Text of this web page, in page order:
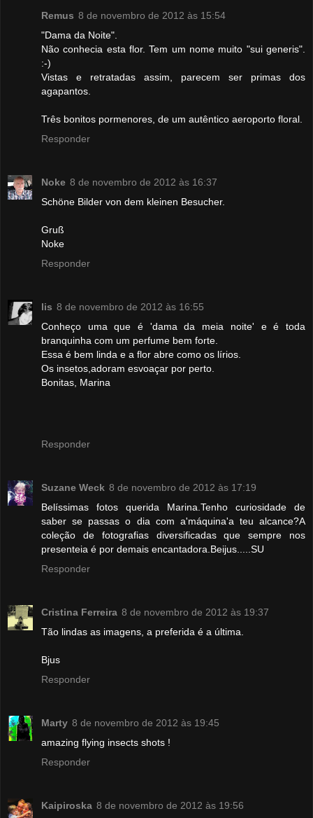
Remus 8 de novembro de 2012 às 15:54
"Dama da Noite".
Não conhecia esta flor. Tem um nome muito "sui generis".
:-)
Vistas e retratadas assim, parecem ser primas dos
agapantos.
Três bonitos pormenores, de um autêntico aeroporto floral.
Responder
Noke 8 de novembro de 2012 às 16:37
Schöne Bilder von dem kleinen Besucher.
Gruß
Noke
Responder
lis 8 de novembro de 2012 às 16:55
Conheço uma que é 'dama da meia noite' e é toda
branquinha com um perfume bem forte.
Essa é bem linda e a flor abre como os lírios.
Os insetos,adoram esvoaçar por perto.
Bonitas, Marina
Responder
Suzane Weck 8 de novembro de 2012 às 17:19
Belíssimas fotos querida Marina.Tenho curiosidade de
saber se passas o dia com a'máquina'a teu alcance?A
coleção de fotografias diversificadas que sempre nos
presenteia é por demais encantadora.Beijus.....SU
Responder
Cristina Ferreira 8 de novembro de 2012 às 19:37
Tão lindas as imagens, a preferida é a última.
Bjus
Responder
Marty 8 de novembro de 2012 às 19:45
amazing flying insects shots !
Responder
Kaipiroska 8 de novembro de 2012 às 19:56